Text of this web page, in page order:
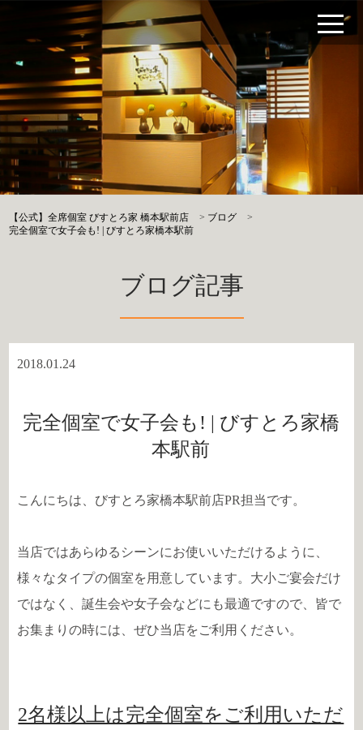
【公式】全席個室 びすとろ家 橋本駅前店 > ブログ
>
完全個室で女子会も! | びすとろ家橋本駅前
ブログ記事
2018.01.24
完全個室で女子会も! | びすとろ家橋
本駅前
こんにちは、びすとろ家橋本駅前店PR担当です。
当店ではあらゆるシーンにお使いいただけるように、
様々なタイプの個室を用意しています。大小ご宴会だけ
ではなく、誕生会や女子会などにも最適ですので、皆で
お集まりの時には、ぜひ当店をご利用ください。
2名様以上は完全個室をご利用いただ